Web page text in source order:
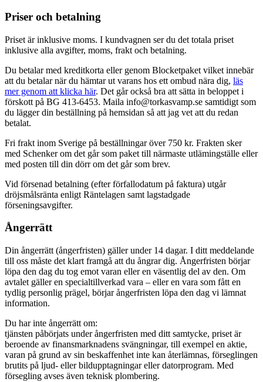
Priser och betalning
Priset är inklusive moms. I kundvagnen ser du det totala priset
inklusive alla avgifter, moms, frakt och betalning.
Du betalar med kreditkorta eller genom Blocketpaket vilket innebär
att du betalar när du hämtar ut varans hos ett ombud nära dig, läs
mer genom att klicka här. Det går också bra att sätta in beloppet i
förskott på BG 413-6453. Maila info@torkasvamp.se samtidigt som
du lägger din beställning på hemsidan så att jag vet att du redan
betalat.
Fri frakt inom Sverige på beställningar över 750 kr. Frakten sker
med Schenker om det går som paket till närmaste utlämingställe eller
med posten till din dörr om det går som brev.
Vid försenad betalning (efter förfallodatum på faktura) utgår
dröjsmålsränta enligt Räntelagen samt lagstadgade
förseningsavgifter.
Ångerrätt
Din ångerrätt (ångerfristen) gäller under 14 dagar. I ditt meddelande
till oss måste det klart framgå att du ångrar dig. Ångerfristen börjar
löpa den dag du tog emot varan eller en väsentlig del av den. Om
avtalet gäller en specialtillverkad vara – eller en vara som fått en
tydlig personlig prägel, börjar ångerfristen löpa den dag vi lämnat
information.
Du har inte ångerrätt om:
tjänsten påbörjats under ångerfristen med ditt samtycke, priset är
beroende av finansmarknadens svängningar, till exempel en aktie,
varan på grund av sin beskaffenhet inte kan återlämnas, förseglingen
brutits på ljud- eller bildupptagningar eller datorprogram. Med
försegling avses även teknisk plombering.